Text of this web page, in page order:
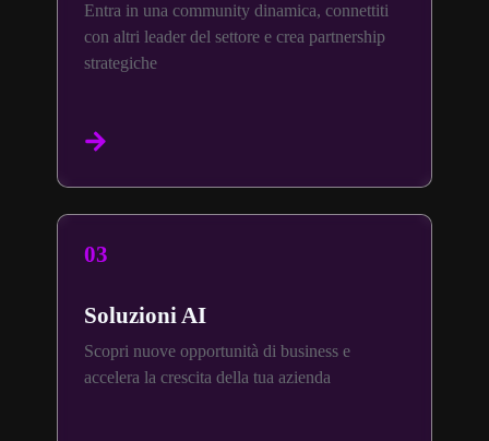
Entra in una community dinamica, connettiti
con altri leader del settore e crea partnership
strategiche
03
Soluzioni AI
Scopri nuove opportunità di business e
accelera la crescita della tua azienda